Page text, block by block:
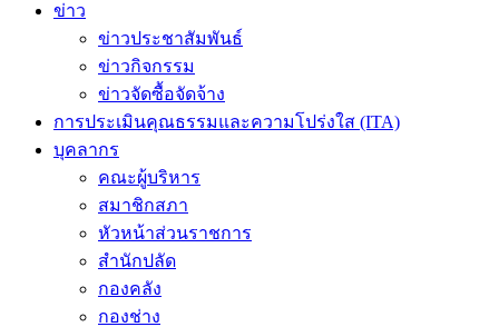
ข่าว
ข่าวประชาสัมพันธ์
ข่าวกิจกรรม
ข่าวจัดซื้อจัดจ้าง
การประเมินคุณธรรมและความโปร่งใส (ITA)
บุคลากร
คณะผู้บริหาร
สมาชิกสภา
หัวหน้าส่วนราชการ
สำนักปลัด
กองคลัง
กองช่าง